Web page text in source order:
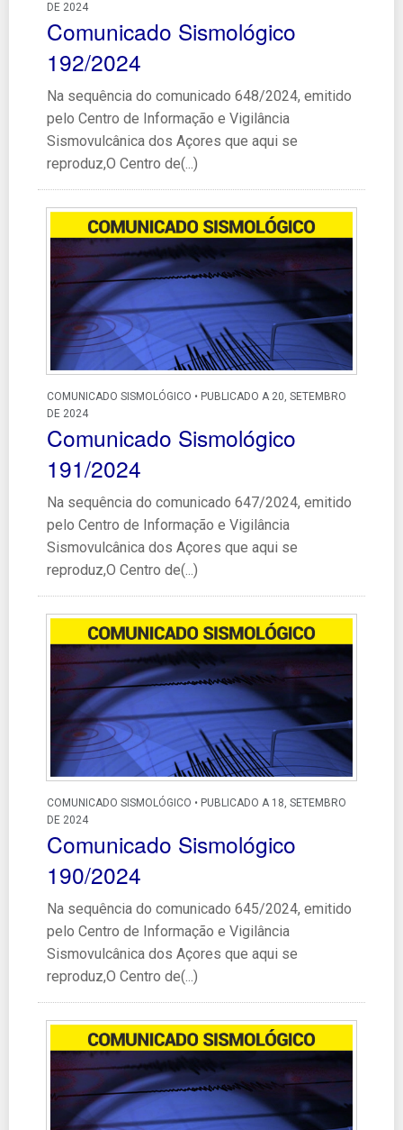
DE 2024
Comunicado Sismológico
192/2024
Na sequência do comunicado 648/2024, emitido
pelo Centro de Informação e Vigilância
Sismovulcânica dos Açores que aqui se
reproduz,O Centro de(...)
COMUNICADO SISMOLÓGICO • PUBLICADO A 20, SETEMBRO
DE 2024
Comunicado Sismológico
191/2024
Na sequência do comunicado 647/2024, emitido
pelo Centro de Informação e Vigilância
Sismovulcânica dos Açores que aqui se
reproduz,O Centro de(...)
COMUNICADO SISMOLÓGICO • PUBLICADO A 18, SETEMBRO
DE 2024
Comunicado Sismológico
190/2024
Na sequência do comunicado 645/2024, emitido
pelo Centro de Informação e Vigilância
Sismovulcânica dos Açores que aqui se
reproduz,O Centro de(...)